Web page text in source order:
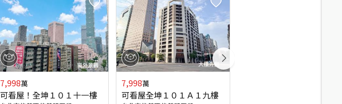
7,998萬
可看屋！全坤１０１十一樓
7,998萬
可看屋全坤１０１Ａ１九樓